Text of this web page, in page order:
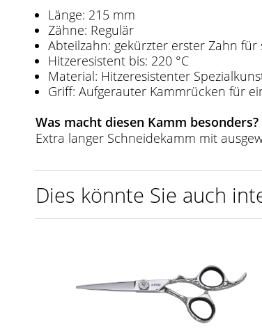
Länge: 215 mm
Zähne: Regulär
Abteilzahn: gekürzter erster Zahn
Hitzeresistent bis: 220 °C
Material: Hitzeresistenter
Griff: Aufgerauter Kammrücken für
Was macht diesen Kamm besonders?
Extra langer Schneidekamm mit
Dies könnte Sie auch